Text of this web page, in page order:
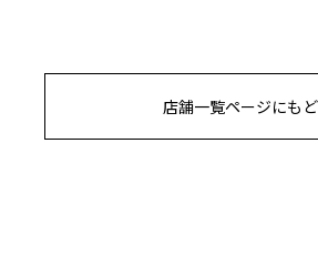
店舗一覧ページにも